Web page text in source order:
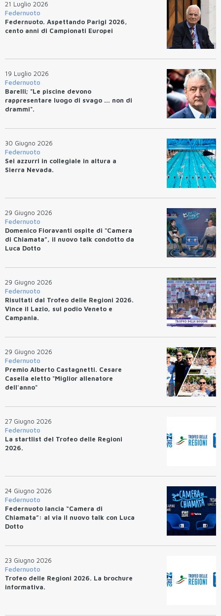
21 Luglio 2026
Federnuoto
Federnuoto. Aspettando Parigi 2026,
cento anni di Campionati Europei
19 Luglio 2026
Federnuoto
Barelli; "Le piscine devono
rappresentare luogo di svago ... non di
drammi".
30 Giugno 2026
Federnuoto
Sei azzurri in collegiale in altura a
Sierra Nevada.
29 Giugno 2026
Federnuoto
Domenico Fioravanti ospite di "Camera
di Chiamata”, il nuovo talk condotto da
Luca Dotto
29 Giugno 2026
Federnuoto
Risultati dal Trofeo delle Regioni 2026.
Vince il Lazio, sul podio Veneto e
Campania.
29 Giugno 2026
Federnuoto
Premio Alberto Castagnetti. Cesare
Casella eletto "Miglior allenatore
dell'anno"
27 Giugno 2026
Federnuoto
La startlist del Trofeo delle Regioni
2026.
24 Giugno 2026
Federnuoto
Federnuoto lancia “Camera di
Chiamata”: al via il nuovo talk con Luca
Dotto
23 Giugno 2026
Federnuoto
Trofeo delle Regioni 2026. La brochure
informativa.